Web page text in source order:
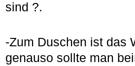
sind ?.
-Zum Duschen ist das
genauso sollte man